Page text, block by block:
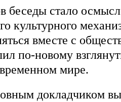
беседы стало
культурного
вместе с
по-новому
мире.
докладчиком